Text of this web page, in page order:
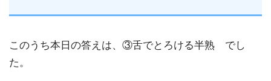
このうち本日の答えは、③舌でとろける半熟 でし
た。